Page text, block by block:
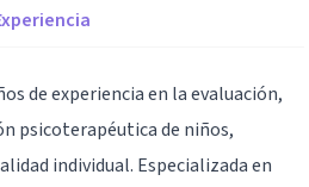
de experiencia en la evaluación,
psicoterapéutica de niños,
individual. Especializada en